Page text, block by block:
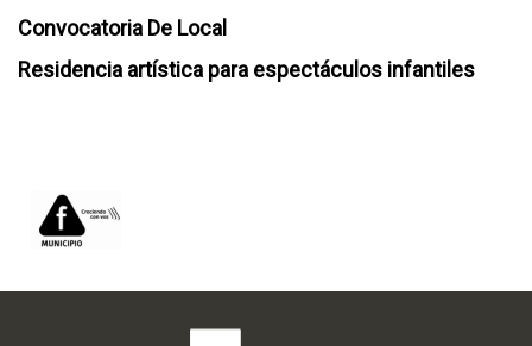
Convocatoria De Local
Residencia artística para espectáculos infantiles